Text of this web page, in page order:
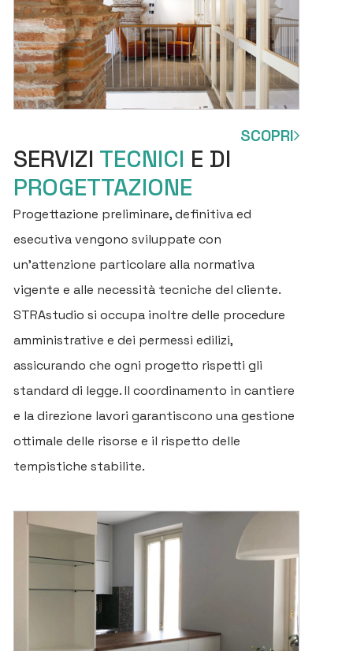
SCOPRI
SERVIZI TECNICI E DI
PROGETTAZIONE
Progettazione preliminare, definitiva ed
esecutiva vengono sviluppate con
un’attenzione particolare alla normativa
vigente e alle necessità tecniche del cliente.
STRAstudio si occupa inoltre delle procedure
amministrative e dei permessi edilizi,
assicurando che ogni progetto rispetti gli
standard di legge. Il coordinamento in cantiere
e la direzione lavori garantiscono una gestione
ottimale delle risorse e il rispetto delle
tempistiche stabilite.